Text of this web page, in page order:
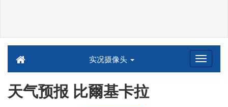
实况摄像头
天气预报 比爾基卡拉